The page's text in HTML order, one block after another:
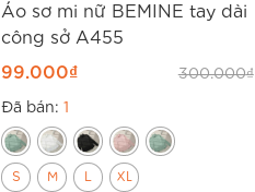
Áo sơ mi nữ BEMINE tay dài
công sở A455
99.000₫ 300.000₫
Đã bán:1
S M L XL